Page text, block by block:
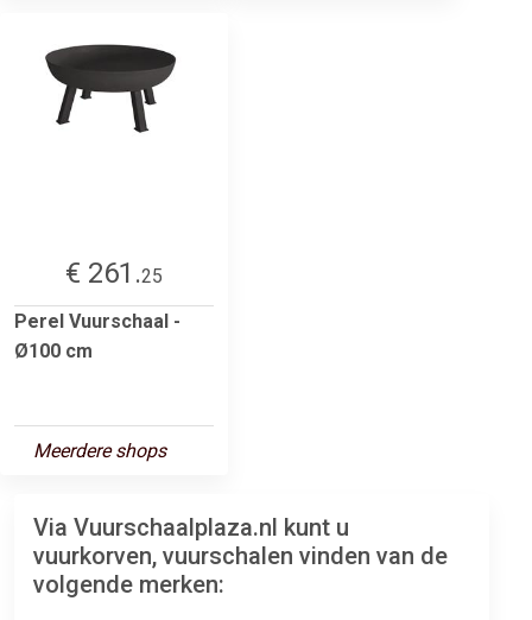
€ 261.25
Perel Vuurschaal -
Ø100 cm
Meerdere shops
Via Vuurschaalplaza.nl kunt u
vuurkorven, vuurschalen vinden van de
volgende merken: